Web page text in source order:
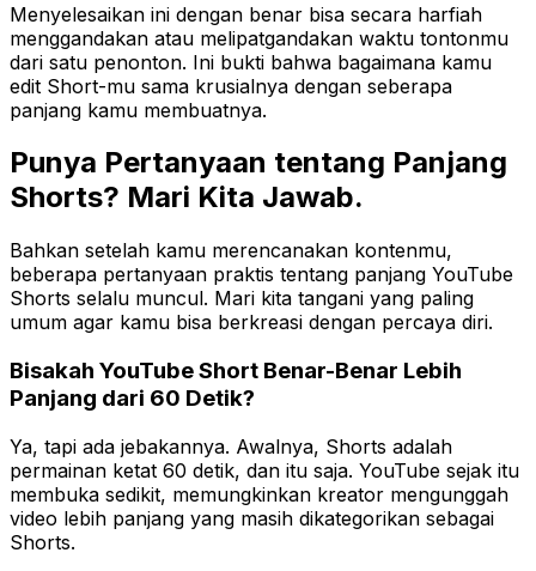
Menyelesaikan ini dengan benar bisa secara harfiah
menggandakan atau melipatgandakan waktu tontonmu
dari satu penonton. Ini bukti bahwa bagaimana kamu
edit Short-mu sama krusialnya dengan seberapa
panjang kamu membuatnya.
Punya Pertanyaan tentang Panjang
Shorts? Mari Kita Jawab.
Bahkan setelah kamu merencanakan kontenmu,
beberapa pertanyaan praktis tentang panjang YouTube
Shorts selalu muncul. Mari kita tangani yang paling
umum agar kamu bisa berkreasi dengan percaya diri.
Bisakah YouTube Short Benar-Benar Lebih
Panjang dari 60 Detik?
Ya, tapi ada jebakannya. Awalnya, Shorts adalah
permainan ketat 60 detik, dan itu saja. YouTube sejak itu
membuka sedikit, memungkinkan kreator mengunggah
video lebih panjang yang masih dikategorikan sebagai
Shorts.